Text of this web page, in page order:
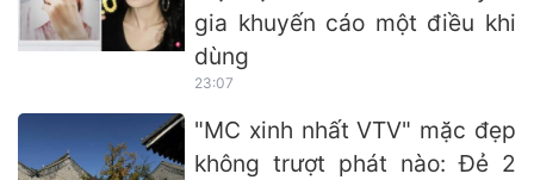
gia khuyến cáo một điều khi
dùng
23:07
"MC xinh nhất VTV" mặc đẹp
không trượt phát nào: Đẻ 2